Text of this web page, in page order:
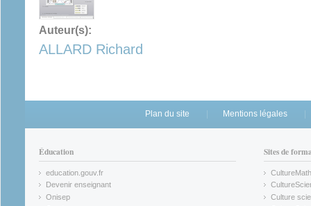
Auteur(s):
ALLARD Richard
Plan du site Mentions légales
Éducation
education.gouv.fr
(link is external)
Devenir enseignant
(link is external)
Onisep
Sites de
CultureMath
(link is
(link is
Culture